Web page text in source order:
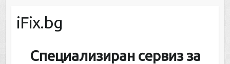
iFix.bg
Специализиран сервиз за